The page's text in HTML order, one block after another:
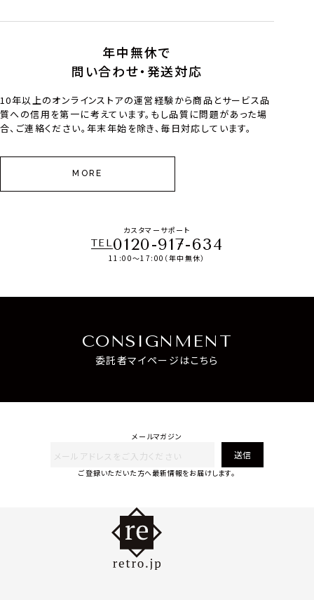
年中無休で
問い合わせ・発送対応
10年以上のオンラインストアの運営経験から商品とサービス品
質への信用を第一に考えています。もし品質に問題があった場
合、ご連絡ください。年末年始を除き、毎日対応しています。
MORE
カスタマーサポート
TEL0120-917-634
11:00～17:00（年中無休）
CONSIGNMENT
委託者マイページはこちら
メールマガジン
送信
ご登録いただいた方へ最新情報をお届けします。